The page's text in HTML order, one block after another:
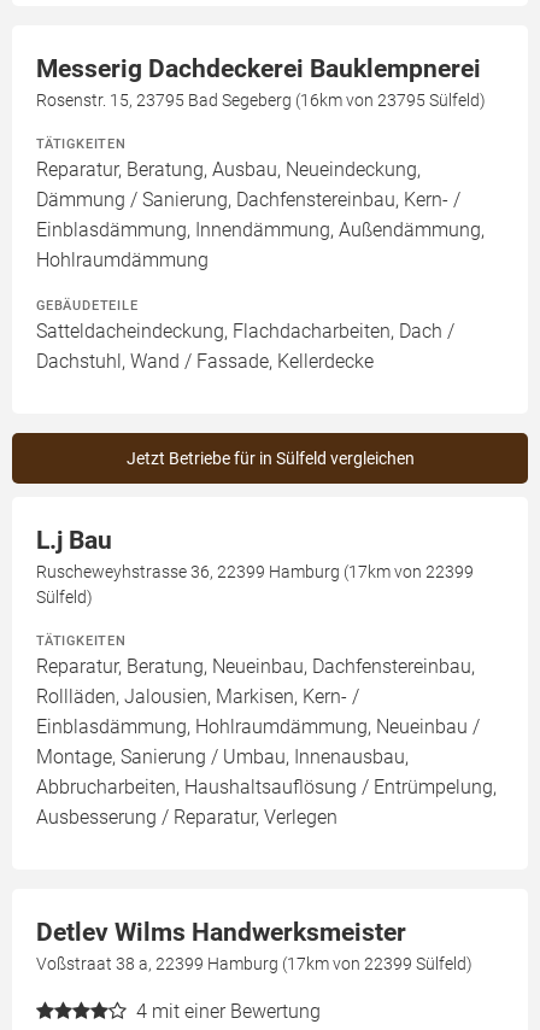
Messerig Dachdeckerei Bauklempnerei
Rosenstr. 15, 23795 Bad Segeberg (16km von 23795 Sülfeld)
TÄTIGKEITEN
Reparatur, Beratung, Ausbau, Neueindeckung,
Dämmung / Sanierung, Dachfenstereinbau, Kern- /
Einblasdämmung, Innendämmung, Außendämmung,
Hohlraumdämmung
GEBÄUDETEILE
Satteldacheindeckung, Flachdacharbeiten, Dach /
Dachstuhl, Wand / Fassade, Kellerdecke
Jetzt Betriebe für in Sülfeld vergleichen
L.j Bau
Ruscheweyhstrasse 36, 22399 Hamburg (17km von 22399
Sülfeld)
TÄTIGKEITEN
Reparatur, Beratung, Neueinbau, Dachfenstereinbau,
Rollläden, Jalousien, Markisen, Kern- /
Einblasdämmung, Hohlraumdämmung, Neueinbau /
Montage, Sanierung / Umbau, Innenausbau,
Abbrucharbeiten, Haushaltsauflösung / Entrümpelung,
Ausbesserung / Reparatur, Verlegen
Detlev Wilms Handwerksmeister
Voßstraat 38 a, 22399 Hamburg (17km von 22399 Sülfeld)
4 mit einer Bewertung